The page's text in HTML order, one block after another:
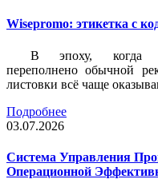
Wisepromo: этикетка c
В эпоху, когда
переполнено обычной
листовки всё чаще
Подробнее
03.07.2026
Система Управления
Операционной